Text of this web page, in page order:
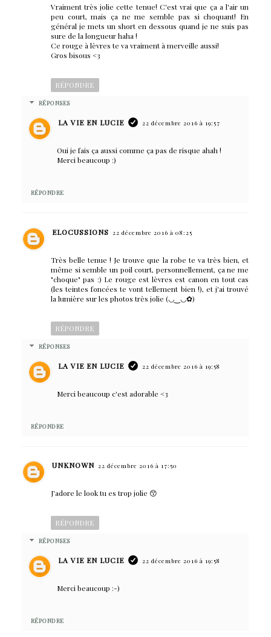
Vraiment très jolie cette tenue! C'est vrai que ça a l'air un
peu court, mais ça ne me semble pas si choquant! En
général je mets un short en dessous quand je ne suis pas
sure de la longueur haha !
Ce rouge à lèvres te va vraiment à merveille aussi!
Gros bisous <3
RÉPONDRE
RÉPONSES
LA VIE EN LUCIE 22 décembre 2016 à 19:57
Oui je fais ça aussi comme ça pas de risque ahah !
Merci beaucoup :)
RÉPONDRE
ELOCUSSIONS 22 décembre 2016 à 08:25
Très belle tenue ! Je trouve que la robe te va très bien, et
même si semble un poil court, personnellement, ça ne me
"choque" pas :) Le rouge est lèvres est canon en tout cas
(les teintes foncées te vont tellement bien !), et j'ai trouvé
la lumière sur les photos très jolie (◡‿◡✿)
RÉPONDRE
RÉPONSES
LA VIE EN LUCIE 22 décembre 2016 à 19:58
Merci beaucoup c'est adorable <3
RÉPONDRE
UNKNOWN 22 décembre 2016 à 17:50
J'adore le look tu es trop jolie 😙
RÉPONDRE
RÉPONSES
LA VIE EN LUCIE 22 décembre 2016 à 19:58
Merci beaucoup :-)
RÉPONDRE